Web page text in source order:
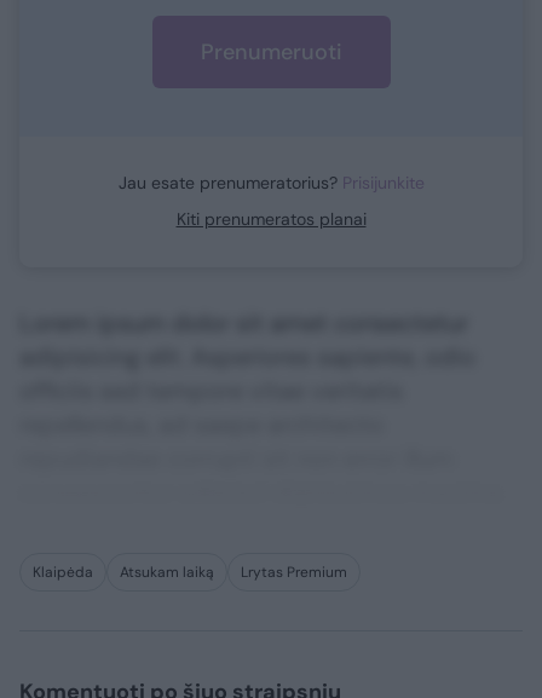
Prenumeruoti
Jau esate prenumeratorius? Prisijunkite
Kiti prenumeratos planai
Klaipėda Atsukam laiką Lrytas Premium